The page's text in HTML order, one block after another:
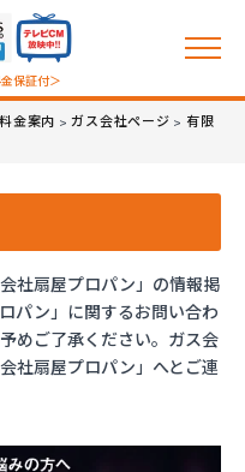
保証付＞
金案内 >ガス会社ページ > 有限
社扇屋プロパン」の情報掲
パン」に関するお問い合わ
めご了承ください。ガス会
社扇屋プロパン」へとご連